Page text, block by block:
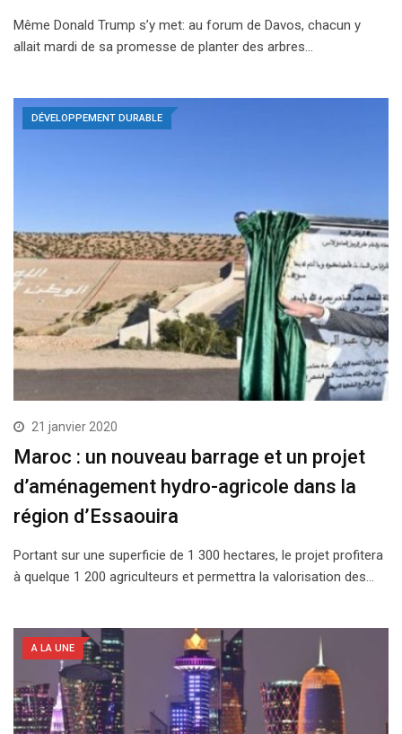
Même Donald Trump s’y met: au forum de Davos, chacun y
allait mardi de sa promesse de planter des arbres…
DÉVELOPPEMENT DURABLE
21 janvier 2020
Maroc : un nouveau barrage et un projet
d’aménagement hydro-agricole dans la
région d’Essaouira
Portant sur une superficie de 1 300 hectares, le projet profitera
à quelque 1 200 agriculteurs et permettra la valorisation des…
A LA UNE